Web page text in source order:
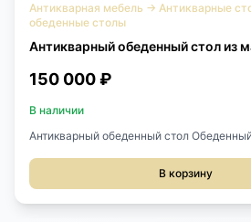
Антикварная мебель → Антикварные
обеденные столы
Антикварный обеденный стол из
150 000 ₽
В наличии
Антикварный обеденный стол
Оригинальные вставки не сохранились,
заказ. Размер: 118х105х72 см. В
см.
В корзину